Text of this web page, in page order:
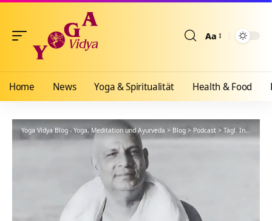
Aa
Home News Yoga & Spiritualität Health & Food
Yoga Vidya Blog - Yoga, Meditation und Ayurveda > Blog > Podcast > Tägl. Inspiration